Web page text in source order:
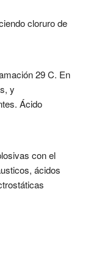
cloruro de
29 C. En
y
Ácido
con el
ácidos